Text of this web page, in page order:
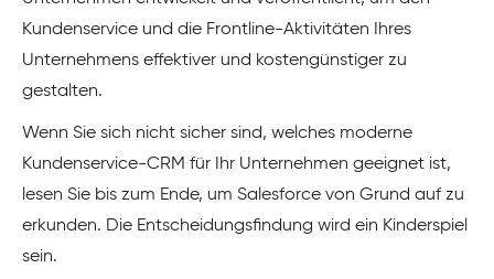
Kundenservice und die Frontline-Aktivitäten Ihres
Unternehmens effektiver und kostengünstiger zu
gestalten.
Wenn Sie sich nicht sicher sind, welches moderne
Kundenservice-CRM für Ihr Unternehmen geeignet ist,
lesen Sie bis zum Ende, um Salesforce von Grund auf zu
erkunden. Die Entscheidungsfindung wird ein Kinderspiel
sein.